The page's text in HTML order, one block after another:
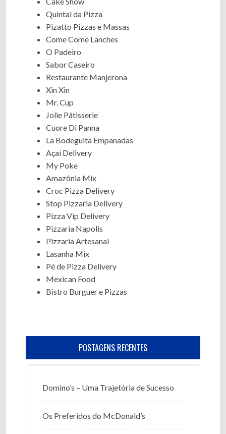
Quintal da Pizza
Pizatto Pizzas e Massas
Come Come Lanches
O Padeiro
Sabor Caseiro
Restaurante Manjerona
Xin Xin
Mr. Cup
Jolie Pâtisserie
Cuore Di Panna
La Bodeguita Empanadas
Açaí Delivery
My Poke
Amazônia Mix
Croc Pizza Delivery
Stop Pizzaria Delivery
Pizza Vip Delivery
Pizzaria Napolis
Pizzaria Artesanal
Lasanha Mix
Pé de Pizza Delivery
Mexican Food
Bistro Burguer e Pizzas
POSTAGENS RECENTES
Domino’s – Uma Trajetória de Sucesso
Os Preferidos do McDonald’s